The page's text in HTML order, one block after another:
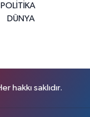
POLİTİKA
DÜNYA
hakkı saklıdır.